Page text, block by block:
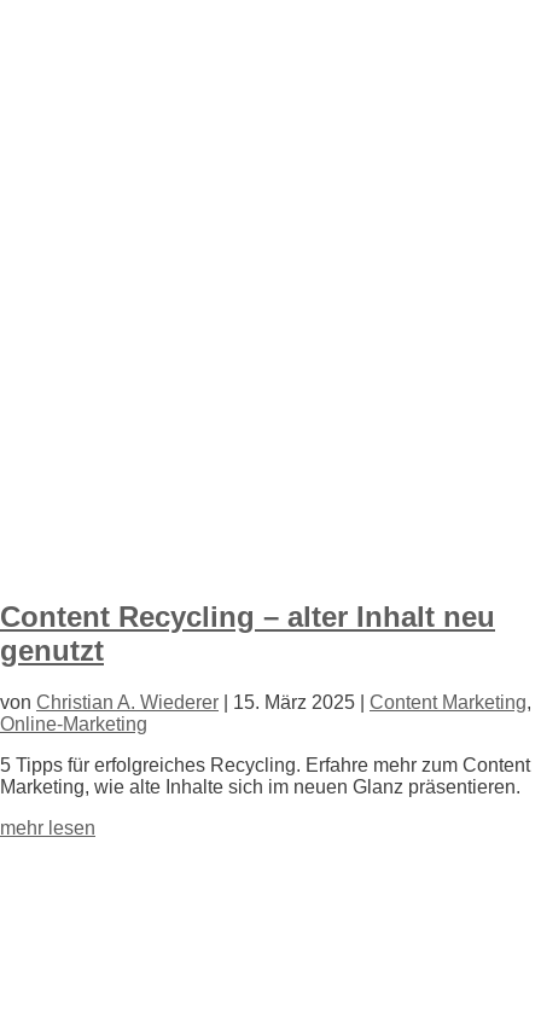
Content Recycling – alter Inhalt neu
genutzt
von Christian A. Wiederer 15. März 2025 Content Marketing,
Online-Marketing
5 Tipps für erfolgreiches Recycling. Erfahre mehr zum Content
Marketing, wie alte Inhalte sich im neuen Glanz präsentieren.
mehr lesen